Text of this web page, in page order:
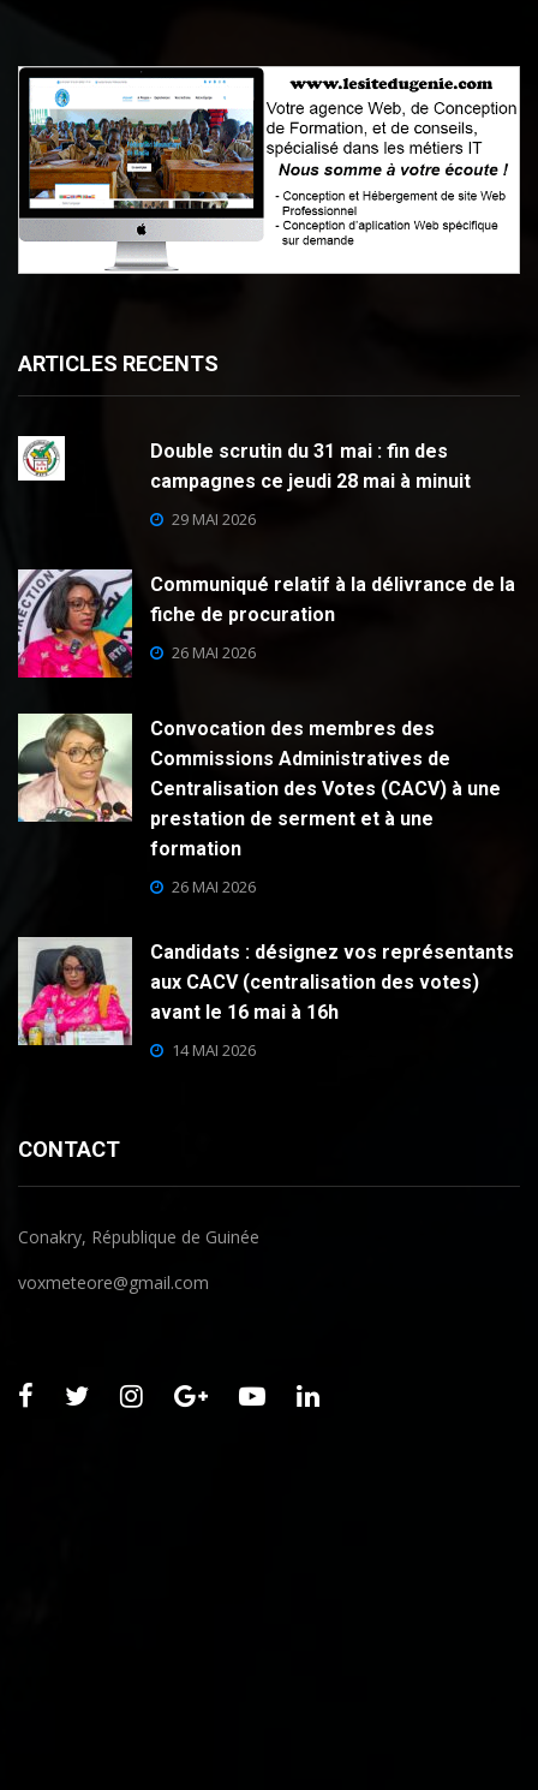
ARTICLES RECENTS
Double scrutin du 31 mai : fin des
campagnes ce jeudi 28 mai à minuit
29 MAI 2026
Communiqué relatif à la délivrance de la
fiche de procuration
26 MAI 2026
Convocation des membres des
Commissions Administratives de
Centralisation des Votes (CACV) à une
prestation de serment et à une
formation
26 MAI 2026
Candidats : désignez vos représentants
aux CACV (centralisation des votes)
avant le 16 mai à 16h
14 MAI 2026
CONTACT
Conakry, République de Guinée
voxmeteore@gmail.com